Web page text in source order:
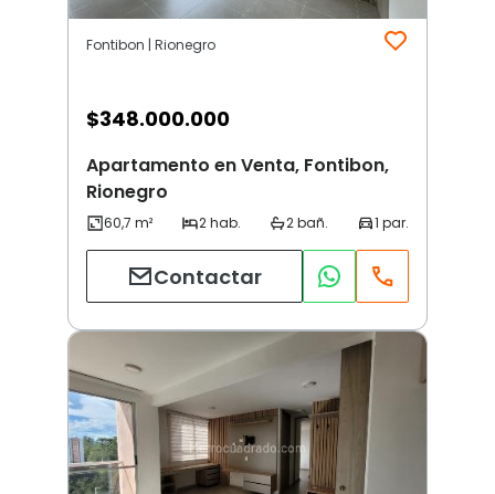
Fontibon | Rionegro
$348.000.000
Apartamento en Venta, Fontibon,
Rionegro
Contactar